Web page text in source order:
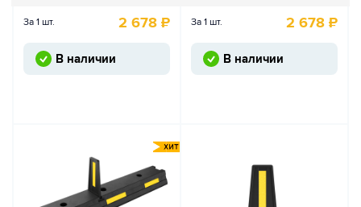
За 1 шт. 2 678 ₽
В наличии
За 1 шт. 2 678 ₽
В наличии